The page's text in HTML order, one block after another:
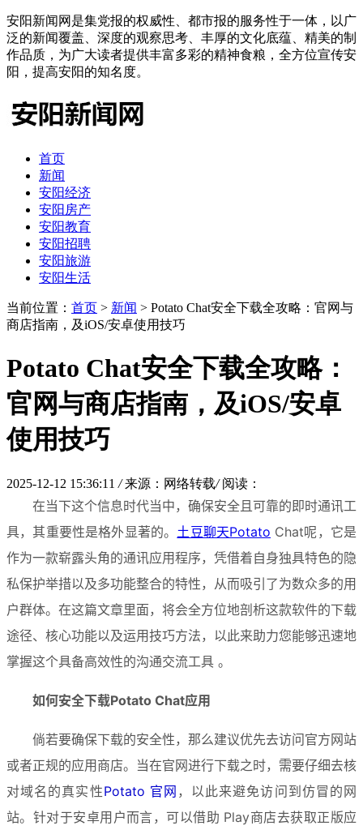
安阳新闻网是集党报的权威性、都市报的服务性于一体，以广
泛的新闻覆盖、深度的观察思考、丰厚的文化底蕴、精美的制
作品质，为广大读者提供丰富多彩的精神食粮，全方位宣传安
阳，提高安阳的知名度。
首页
新闻
安阳经济
安阳房产
安阳教育
安阳招聘
安阳旅游
安阳生活
当前位置： 首页 > 新闻 > Potato Chat安全下载全攻略：官网与
商店指南，及iOS/安卓使用技巧
Potato Chat安全下载全攻略：
官网与商店指南，及iOS/安卓
使用技巧
2025-12-12 15:36:11 / 来源：网络转载/ 阅读：
在当下这个信息时代当中，确保安全且可靠的即时通讯工
具，其重要性是格外显著的。 土豆聊天Potato Chat呢，它是
作为一款崭露头角的通讯应用程序，凭借着自身独具特色的隐
私保护举措以及多功能整合的特性，从而吸引了为数众多的用
户群体。在这篇文章里面，将会全方位地剖析这款软件的下载
途径、核心功能以及运用技巧方法，以此来助力您能够迅速地
掌握这个具备高效性的沟通交流工具 。
如何安全下载Potato Chat应用
倘若要确保下载的安全性，那么建议优先去访问官方网站
或者正规的应用商店。当在官网进行下载之时，需要仔细去核
对域名的真实性Potato 官网 ，以此来避免访问到仿冒的网
站。针对于安卓用户而言，可以借助 Play商店去获取正版应